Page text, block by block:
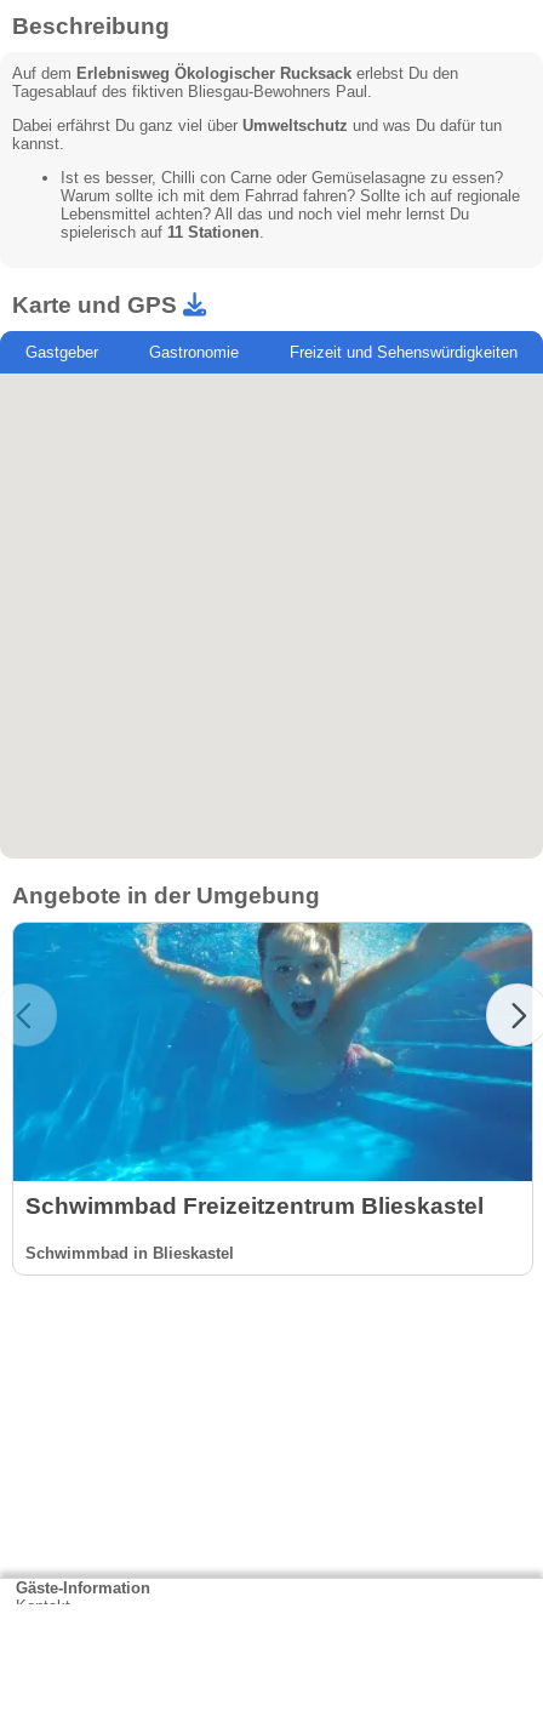
Beschreibung
Auf dem Erlebnisweg Ökologischer Rucksack erlebst Du den
Tagesablauf des fiktiven Bliesgau-Bewohners Paul.
Dabei erfährst Du ganz viel über Umweltschutz und was Du dafür tun
kannst.
Ist es besser, Chilli con Carne oder Gemüselasagne zu essen?
Warum sollte ich mit dem Fahrrad fahren? Sollte ich auf regionale
Lebensmittel achten? All das und noch viel mehr lernst Du
spielerisch auf 11 Stationen
Karte und GPS
Gastgeber Gastronomie Freizeit und Sehenswürdigkeiten
Angebote in der Umgebung
Schwimmbad Freizeitzentrum Blieskastel
Schwimmbad in Blieskastel
Gäste-Information
Kontakt